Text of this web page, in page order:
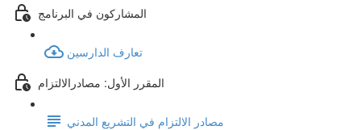
المشاركون في البرنامج
تعارف الدارسين
المقرر الأول: مصادرالالتزام
مصادر الالتزام في التشريع المدني